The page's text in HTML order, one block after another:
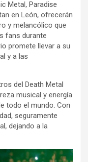
Metal, Paradise
en León, ofrecerán
y melancólico que
fans durante
promete llevar a su
y a las
del Death Metal
musical y energía
todo el mundo. Con
seguramente
dejando a la